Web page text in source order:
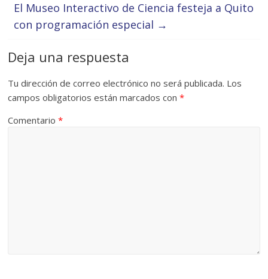
El Museo Interactivo de Ciencia festeja a Quito
con programación especial →
Deja una respuesta
Tu dirección de correo electrónico no será publicada. Los
campos obligatorios están marcados con*
Comentario*